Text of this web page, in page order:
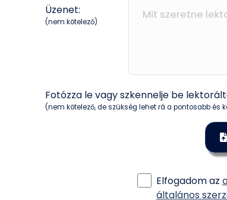
Üzenet:
(nem kötelező)
Fotózza le vagy szkennelje be
(nem kötelező, de szükség lehet rá a pontosabb és
Elfogadom az
általános